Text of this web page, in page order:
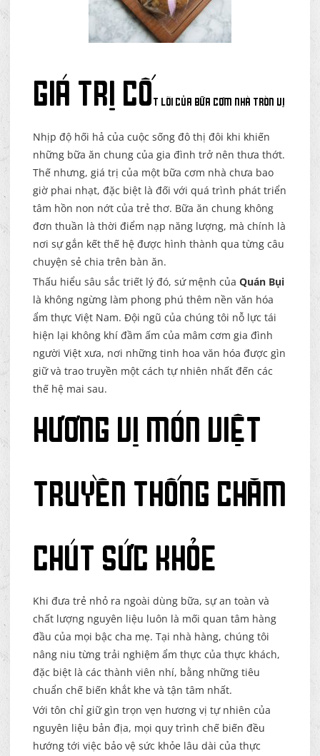
Giá Trị Cốt Lõi Của Bữa Cơm Nhà Tròn Vị
Nhịp độ hối hả của cuộc sống đô thị đôi khi khiến
những bữa ăn chung của gia đình trở nên thưa thớt.
Thế nhưng, giá trị của một bữa cơm nhà chưa bao
giờ phai nhạt, đặc biệt là đối với quá trình phát triển
tâm hồn non nớt của trẻ thơ. Bữa ăn chung không
đơn thuần là thời điểm nạp năng lượng, mà chính là
nơi sự gắn kết thế hệ được hình thành qua từng câu
chuyện sẻ chia trên bàn ăn.
Thấu hiểu sâu sắc triết lý đó, sứ mệnh của Quán Bụi
là không ngừng làm phong phú thêm nền văn hóa
ẩm thực Việt Nam. Đội ngũ của chúng tôi nỗ lực tái
hiện lại không khí đầm ấm của mâm cơm gia đình
người Việt xưa, nơi những tinh hoa văn hóa được gìn
giữ và trao truyền một cách tự nhiên nhất đến các
thế hệ mai sau.
Hương Vị Món Việt
Truyền Thống Chăm
Chút Sức Khỏe
Khi đưa trẻ nhỏ ra ngoài dùng bữa, sự an toàn và
chất lượng nguyên liệu luôn là mối quan tâm hàng
đầu của mọi bậc cha mẹ. Tại nhà hàng, chúng tôi
nâng niu từng trải nghiệm ẩm thực của thực khách,
đặc biệt là các thành viên nhí, bằng những tiêu
chuẩn chế biến khắt khe và tận tâm nhất.
Với tôn chỉ giữ gìn trọn vẹn hương vị tự nhiên của
nguyên liệu bản địa, mọi quy trình chế biến đều
hướng tới việc bảo vệ sức khỏe lâu dài của thực